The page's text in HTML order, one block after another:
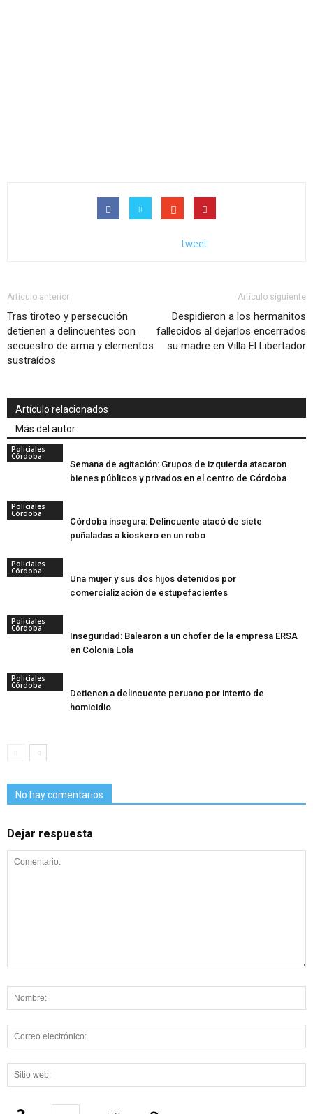
tweet
Artículo anterior
Tras tiroteo y persecución
detienen a delincuentes con
secuestro de arma y elementos
sustraídos
Artículo siguiente
Despidieron a los hermanitos
fallecidos al dejarlos encerrados
su madre en Villa El Libertador
Artículo relacionados
Más del autor
Policiales
Córdoba
Semana de agitación: Grupos de izquierda atacaron
bienes públicos y privados en el centro de Córdoba
Policiales
Córdoba
Córdoba insegura: Delincuente atacó de siete
puñaladas a kioskero en un robo
Policiales
Córdoba
Una mujer y sus dos hijos detenidos por
comercialización de estupefacientes
Policiales
Córdoba
Inseguridad: Balearon a un chofer de la empresa ERSA
en Colonia Lola
Policiales
Córdoba
Detienen a delincuente peruano por intento de
homicidio
No hay comentarios
Dejar respuesta